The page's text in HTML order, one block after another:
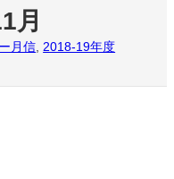
月
月信 2018-19年度